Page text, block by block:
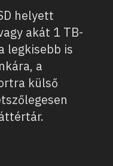
helyett
akát 1 TB-
legkisebb is
a
külső